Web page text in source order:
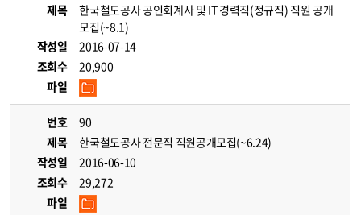
제목
한국철도공사 공인회계사 및 IT 경력직(정규직) 직원 공개
모집(~8.1)
작성일
2016-07-14
조회수
20,900
파일
번호
90
제목
한국철도공사 전문직 직원공개모집(~6.24)
작성일
2016-06-10
조회수
29,272
파일